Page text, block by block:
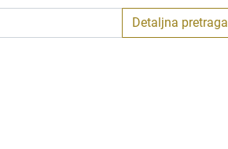
Detaljna pretraga